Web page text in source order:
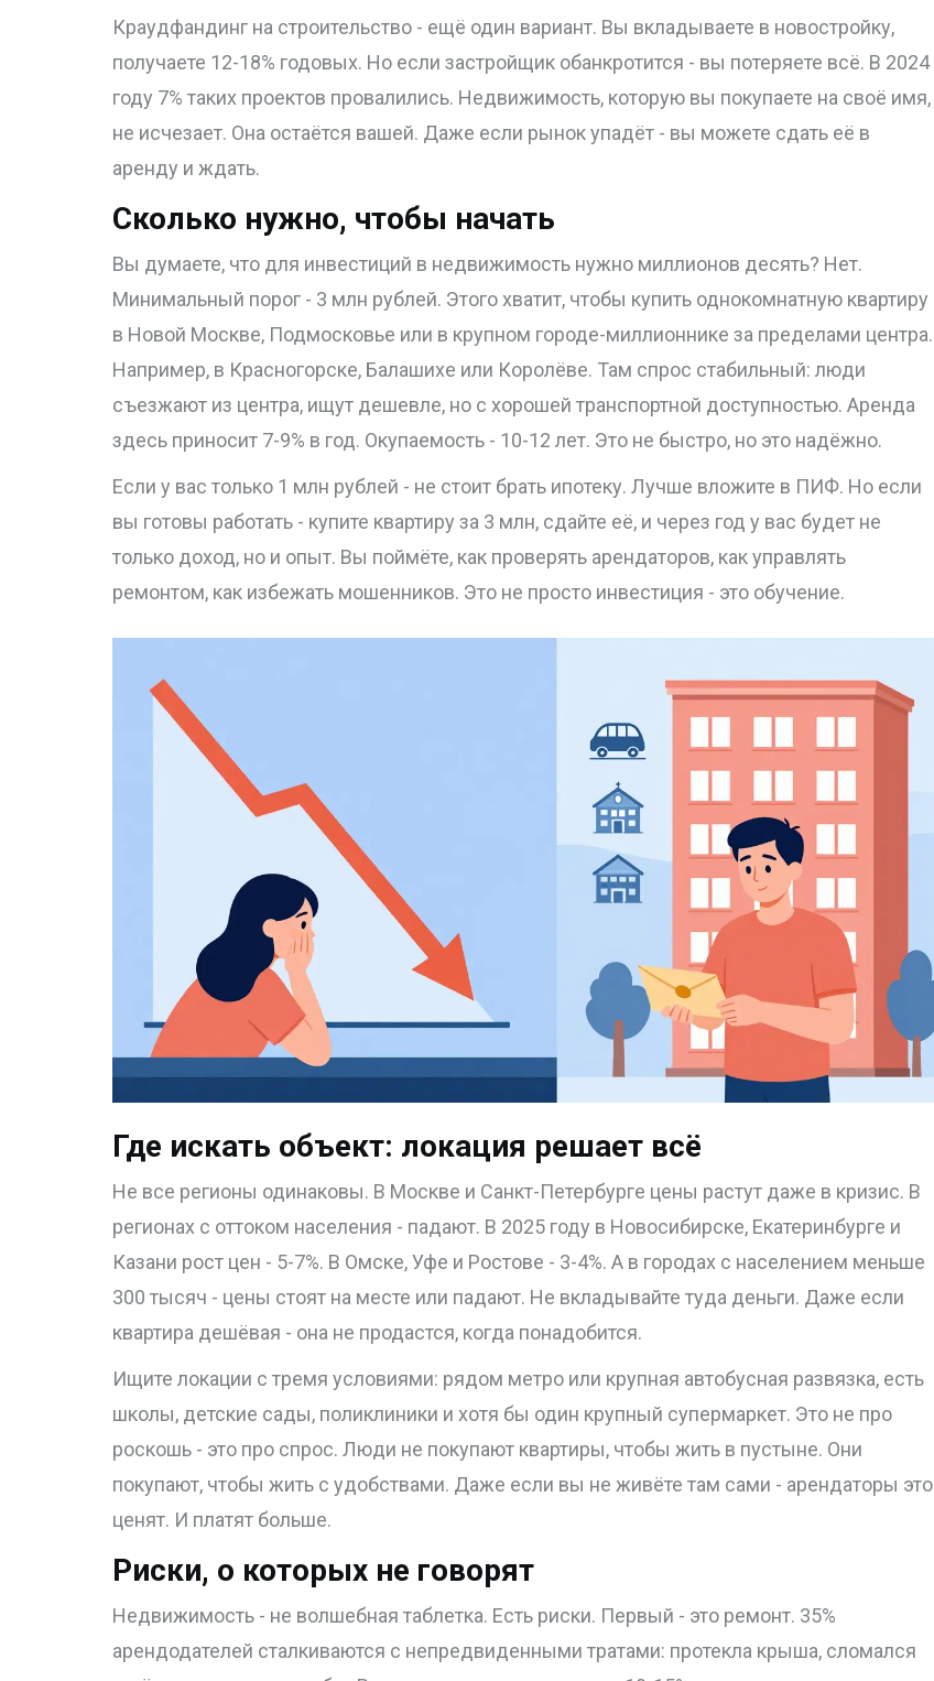
Краудфандинг на строительство - ещё один вариант. Вы вкладываете в новостройку,
получаете 12-18% годовых. Но если застройщик обанкротится - вы потеряете всё. В 2024
году 7% таких проектов провалились. Недвижимость, которую вы покупаете на своё имя,
не исчезает. Она остаётся вашей. Даже если рынок упадёт - вы можете сдать её в
аренду и ждать.
Сколько нужно, чтобы начать
Вы думаете, что для инвестиций в недвижимость нужно миллионов десять? Нет.
Минимальный порог - 3 млн рублей. Этого хватит, чтобы купить однокомнатную квартиру
в Новой Москве, Подмосковье или в крупном городе-миллионнике за пределами центра.
Например, в Красногорске, Балашихе или Королёве. Там спрос стабильный: люди
съезжают из центра, ищут дешевле, но с хорошей транспортной доступностью. Аренда
здесь приносит 7-9% в год. Окупаемость - 10-12 лет. Это не быстро, но это надёжно.
Если у вас только 1 млн рублей - не стоит брать ипотеку. Лучше вложите в ПИФ. Но если
вы готовы работать - купите квартиру за 3 млн, сдайте её, и через год у вас будет не
только доход, но и опыт. Вы поймёте, как проверять арендаторов, как управлять
ремонтом, как избежать мошенников. Это не просто инвестиция - это обучение.
Где искать объект: локация решает всё
Не все регионы одинаковы. В Москве и Санкт-Петербурге цены растут даже в кризис. В
регионах с оттоком населения - падают. В 2025 году в Новосибирске, Екатеринбурге и
Казани рост цен - 5-7%. В Омске, Уфе и Ростове - 3-4%. А в городах с населением меньше
300 тысяч - цены стоят на месте или падают. Не вкладывайте туда деньги. Даже если
квартира дешёвая - она не продастся, когда понадобится.
Ищите локации с тремя условиями: рядом метро или крупная автобусная развязка, есть
школы, детские сады, поликлиники и хотя бы один крупный супермаркет. Это не про
роскошь - это про спрос. Люди не покупают квартиры, чтобы жить в пустыне. Они
покупают, чтобы жить с удобствами. Даже если вы не живёте там сами - арендаторы это
ценят. И платят больше.
Риски, о которых не говорят
Недвижимость - не волшебная таблетка. Есть риски. Первый - это ремонт. 35%
арендодателей сталкиваются с непредвиденными тратами: протекла крыша, сломался